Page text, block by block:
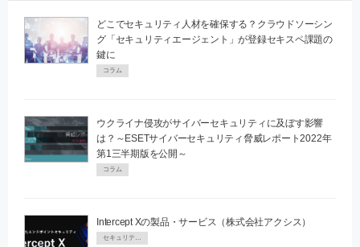
どこでセキュリティ人材を確保する？クラウドソーシン
グ「セキュリティエージェント」が登録セキスペ課題の
鍵に
コラム
ウクライナ侵攻がサイバーセキュリティに及ぼす影響
は？～ESETサイバーセキュリティ脅威レポート2022年
第1三半期版を公開～
コラム
Intercept Xの製品・サービス（株式会社アクシス）
セキュリティPR